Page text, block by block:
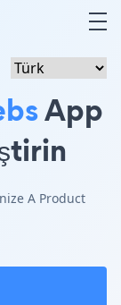
App
A Product